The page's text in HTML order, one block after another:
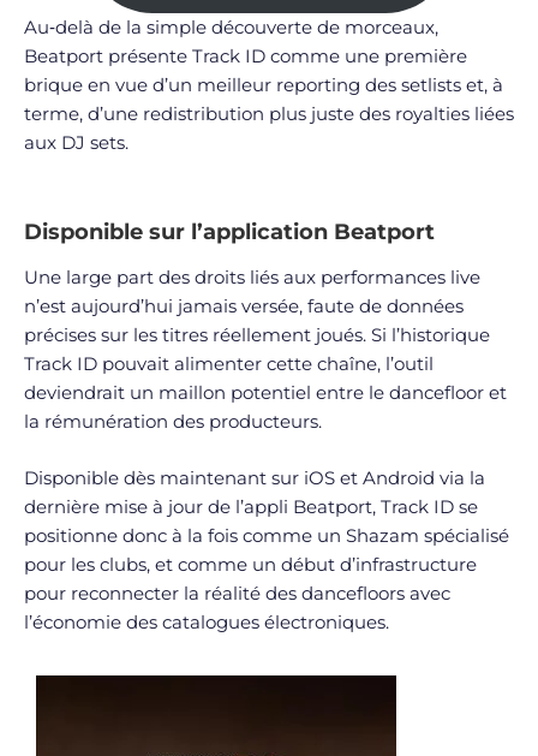
Au‑delà de la simple découverte de morceaux,
Beatport présente Track ID comme une première
brique en vue d’un meilleur reporting des setlists et, à
terme, d’une redistribution plus juste des royalties liées
aux DJ sets.
Disponible sur l’application Beatport
Une large part des droits liés aux performances live
n’est aujourd’hui jamais versée, faute de données
précises sur les titres réellement joués. Si l’historique
Track ID pouvait alimenter cette chaîne, l’outil
deviendrait un maillon potentiel entre le dancefloor et
la rémunération des producteurs.
Disponible dès maintenant sur iOS et Android via la
dernière mise à jour de l’appli Beatport, Track ID se
positionne donc à la fois comme un Shazam spécialisé
pour les clubs, et comme un début d’infrastructure
pour reconnecter la réalité des dancefloors avec
l’économie des catalogues électroniques.